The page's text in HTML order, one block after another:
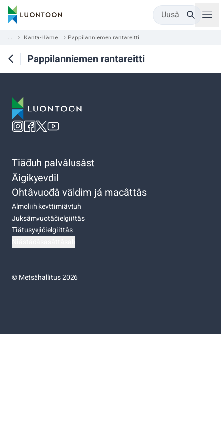
Uusâ
... Kanta-Häme Pappilanniemen rantareitti
Pappilanniemen rantareitti
Tiäđuh palvâlusâst
Äigikyevdil
Ohtâvuođâ väldim já macâttâs
Almoliih kevttimiävtuh
Juksâmvuotâčielgiittâs
Tiätusyejičielgiittâs
©Metsähallitus 2026